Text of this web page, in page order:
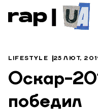
LIFESTYLE 25 ЛЮТ,
Оскар-
победил